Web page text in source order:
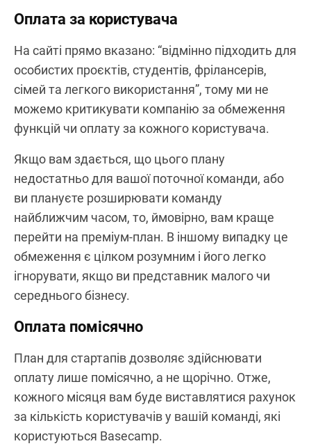
Оплата за користувача
На сайті прямо вказано: “відмінно підходить для
особистих проєктів, студентів, фрілансерів,
сімей та легкого використання”, тому ми не
можемо критикувати компанію за обмеження
функцій чи оплату за кожного користувача.
Якщо вам здається, що цього плану
недостатньо для вашої поточної команди, або
ви плануєте розширювати команду
найближчим часом, то, ймовірно, вам краще
перейти на преміум-план. В іншому випадку це
обмеження є цілком розумним і його легко
ігнорувати, якщо ви представник малого чи
середнього бізнесу.
Оплата помісячно
План для стартапів дозволяє здійснювати
оплату лише помісячно, а не щорічно. Отже,
кожного місяця вам буде виставлятися рахунок
за кількість користувачів у вашій команді, які
користуються Basecamp.